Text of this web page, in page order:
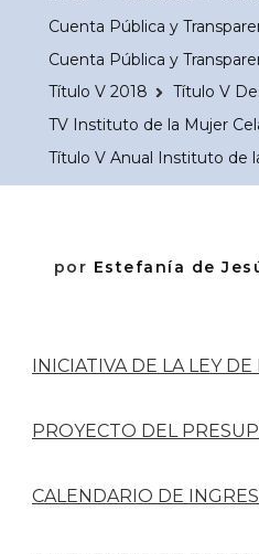
Cuenta Pública y
Cuenta Pública y
Título V 2018
Título V
TV Instituto de la Mujer
Título V Anual Instituto de
por Estefanía de
INICIATIVA DE LA LEY DE
PROYECTO DEL
CALENDARIO DE